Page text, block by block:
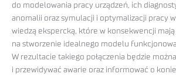
do modelowania pracy urządzeń, ich
anomalii oraz symulacji i optymalizacji pracy
wiedzą ekspercką, które w konsekwencji
na stworzenie idealnego modelu
W rezultacie takiego połączenia będzie
i przewidywać awarie oraz informować o